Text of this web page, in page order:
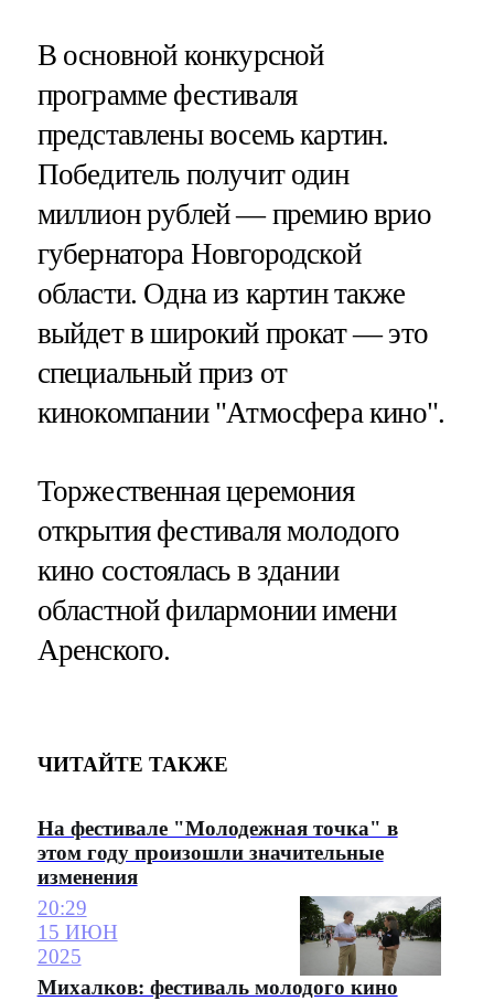
В основной конкурсной
программе фестиваля
представлены восемь картин.
Победитель получит один
миллион рублей — премию врио
губернатора Новгородской
области. Одна из картин также
выйдет в широкий прокат — это
специальный приз от
кинокомпании "Атмосфера кино".
Торжественная церемония
открытия фестиваля молодого
кино состоялась в здании
областной филармонии имени
Аренского.
ЧИТАЙТЕ ТАКЖЕ
На фестивале "Молодежная точка" в
этом году произошли значительные
изменения
20:29
15 ИЮН
2025
Михалков: фестиваль молодого кино